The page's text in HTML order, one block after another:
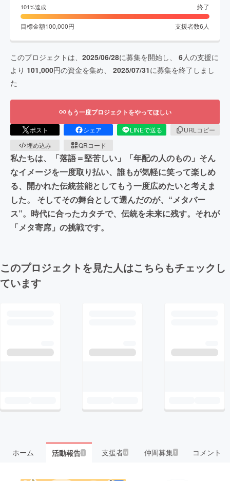
101%達成 終了
目標金額100,000円 支援者数6 人
このプロジェクトは、 2025/06/28に募集を開始し、 6人の支援に
より 101,000円の資金を集め、 2025/07/31に募集を終了しまし
た
もう一度プロジェクトをやってほしい
ポスト シェア LINEで送る
URLコピー
埋め込み
QRコード
私たちは、「落語＝堅苦しい」「年配の人のもの」そん
なイメージを一度取り払い、誰もが気軽に笑って楽しめ
る、開かれた伝統芸能としてもう一度広めたいと考えま
した。 そしてその舞台として選んだのが、“メタバー
ス”。時代に合ったカタチで、伝統を未来に残す。それが
「メタ寄席」の挑戦です。
このプロジェクトを見た人はこちらもチェックし
ています
ホーム 活動報告1 支援者6 仲間募集 1 コメント